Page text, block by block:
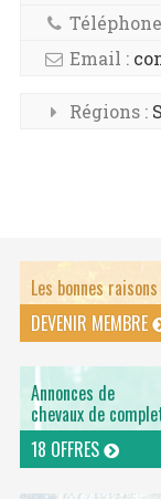
Email :
Régions :
Les bonnes
DEVENIR MEMBRE
Annonces de
chevaux de
18 OFFRES